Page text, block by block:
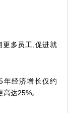
多员工,促进就
经济增长仅约
达25%。